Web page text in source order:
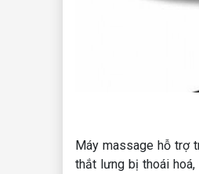
Máy massage hỗ trợ
thắt lưng bị thoái